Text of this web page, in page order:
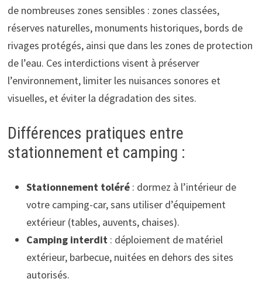
de nombreuses zones sensibles : zones classées,
réserves naturelles, monuments historiques, bords de
rivages protégés, ainsi que dans les zones de protection
de l’eau. Ces interdictions visent à préserver
l’environnement, limiter les nuisances sonores et
visuelles, et éviter la dégradation des sites.
Différences pratiques entre
stationnement et camping :
Stationnement toléré: dormez à l’intérieur de
votre camping-car, sans utiliser d’équipement
extérieur (tables, auvents, chaises).
Camping interdit: déploiement de matériel
extérieur, barbecue, nuitées en dehors des sites
autorisés.